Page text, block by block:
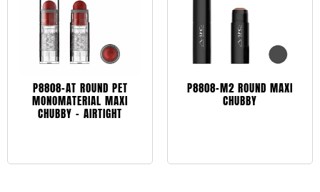
P8808-AT ROUND PET
MONOMATERIAL MAXI
CHUBBY – AIRTIGHT
P8808-M2 ROUND MAXI
CHUBBY